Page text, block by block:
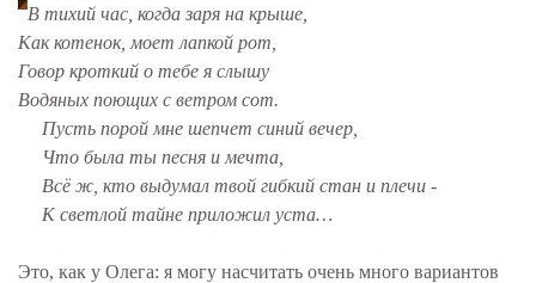
В тихий час, когда заря на крыше,
Как котенок, моет лапкой рот,
Говор кроткий о тебе я слышу
Водяных поющих с ветром сот.
Пусть порой мне шепчет синий вечер,
Что была ты песня и мечта,
Всё ж, кто выдумал твой гибкий стан и плечи -
К светлой тайне приложил уста…
Это, как у Олега: я могу насчитать очень много вариантов